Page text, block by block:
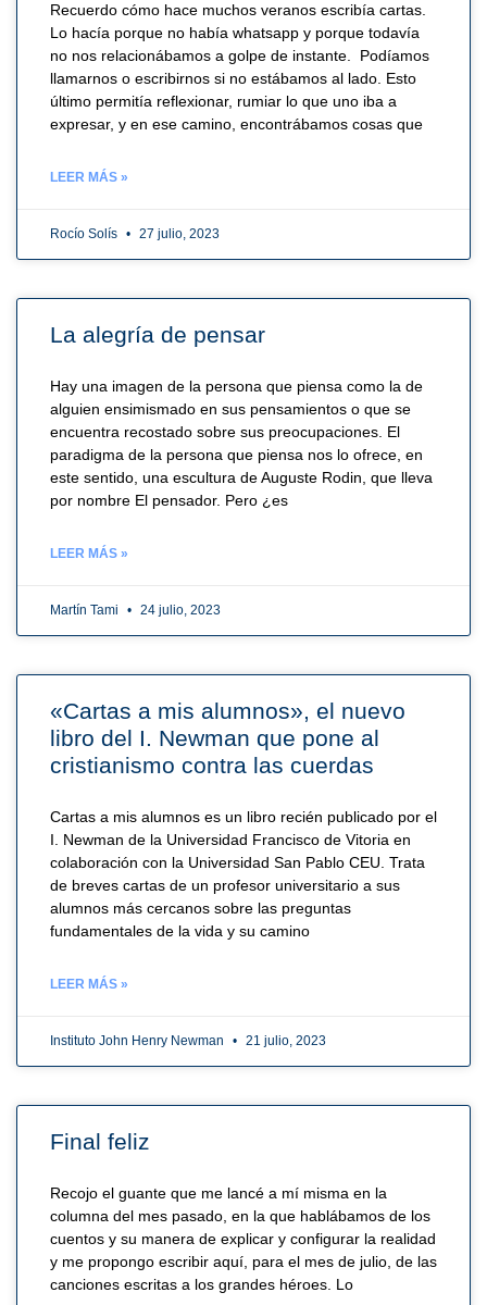
Recuerdo cómo hace muchos veranos escribía cartas.
Lo hacía porque no había whatsapp y porque todavía
no nos relacionábamos a golpe de instante. Podíamos
llamarnos o escribirnos si no estábamos al lado. Esto
último permitía reflexionar, rumiar lo que uno iba a
expresar, y en ese camino, encontrábamos cosas que
LEER MÁS »
Rocío Solís 27 julio, 2023
La alegría de pensar
Hay una imagen de la persona que piensa como la de
alguien ensimismado en sus pensamientos o que se
encuentra recostado sobre sus preocupaciones. El
paradigma de la persona que piensa nos lo ofrece, en
este sentido, una escultura de Auguste Rodin, que lleva
por nombre El pensador. Pero ¿es
LEER MÁS »
Martín Tami 24 julio, 2023
«Cartas a mis alumnos», el nuevo
libro del I. Newman que pone al
cristianismo contra las cuerdas
Cartas a mis alumnos es un libro recién publicado por el
I. Newman de la Universidad Francisco de Vitoria en
colaboración con la Universidad San Pablo CEU. Trata
de breves cartas de un profesor universitario a sus
alumnos más cercanos sobre las preguntas
fundamentales de la vida y su camino
LEER MÁS »
Instituto John Henry Newman 21 julio, 2023
Final feliz
Recojo el guante que me lancé a mí misma en la
columna del mes pasado, en la que hablábamos de los
cuentos y su manera de explicar y configurar la realidad
y me propongo escribir aquí, para el mes de julio, de las
canciones escritas a los grandes héroes. Lo